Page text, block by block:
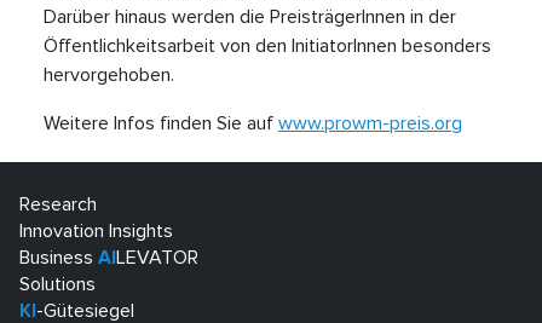
Darüber hinaus werden die PreisträgerInnen in der
Öffent­lichkeitsarbeit von den InitiatorInnen besonders
hervorgehoben.
Weitere Infos finden Sie auf www.prowm-preis.org
Research
Innovation Insights
Business AI LEVATOR
Solutions
KI -Gütesiegel